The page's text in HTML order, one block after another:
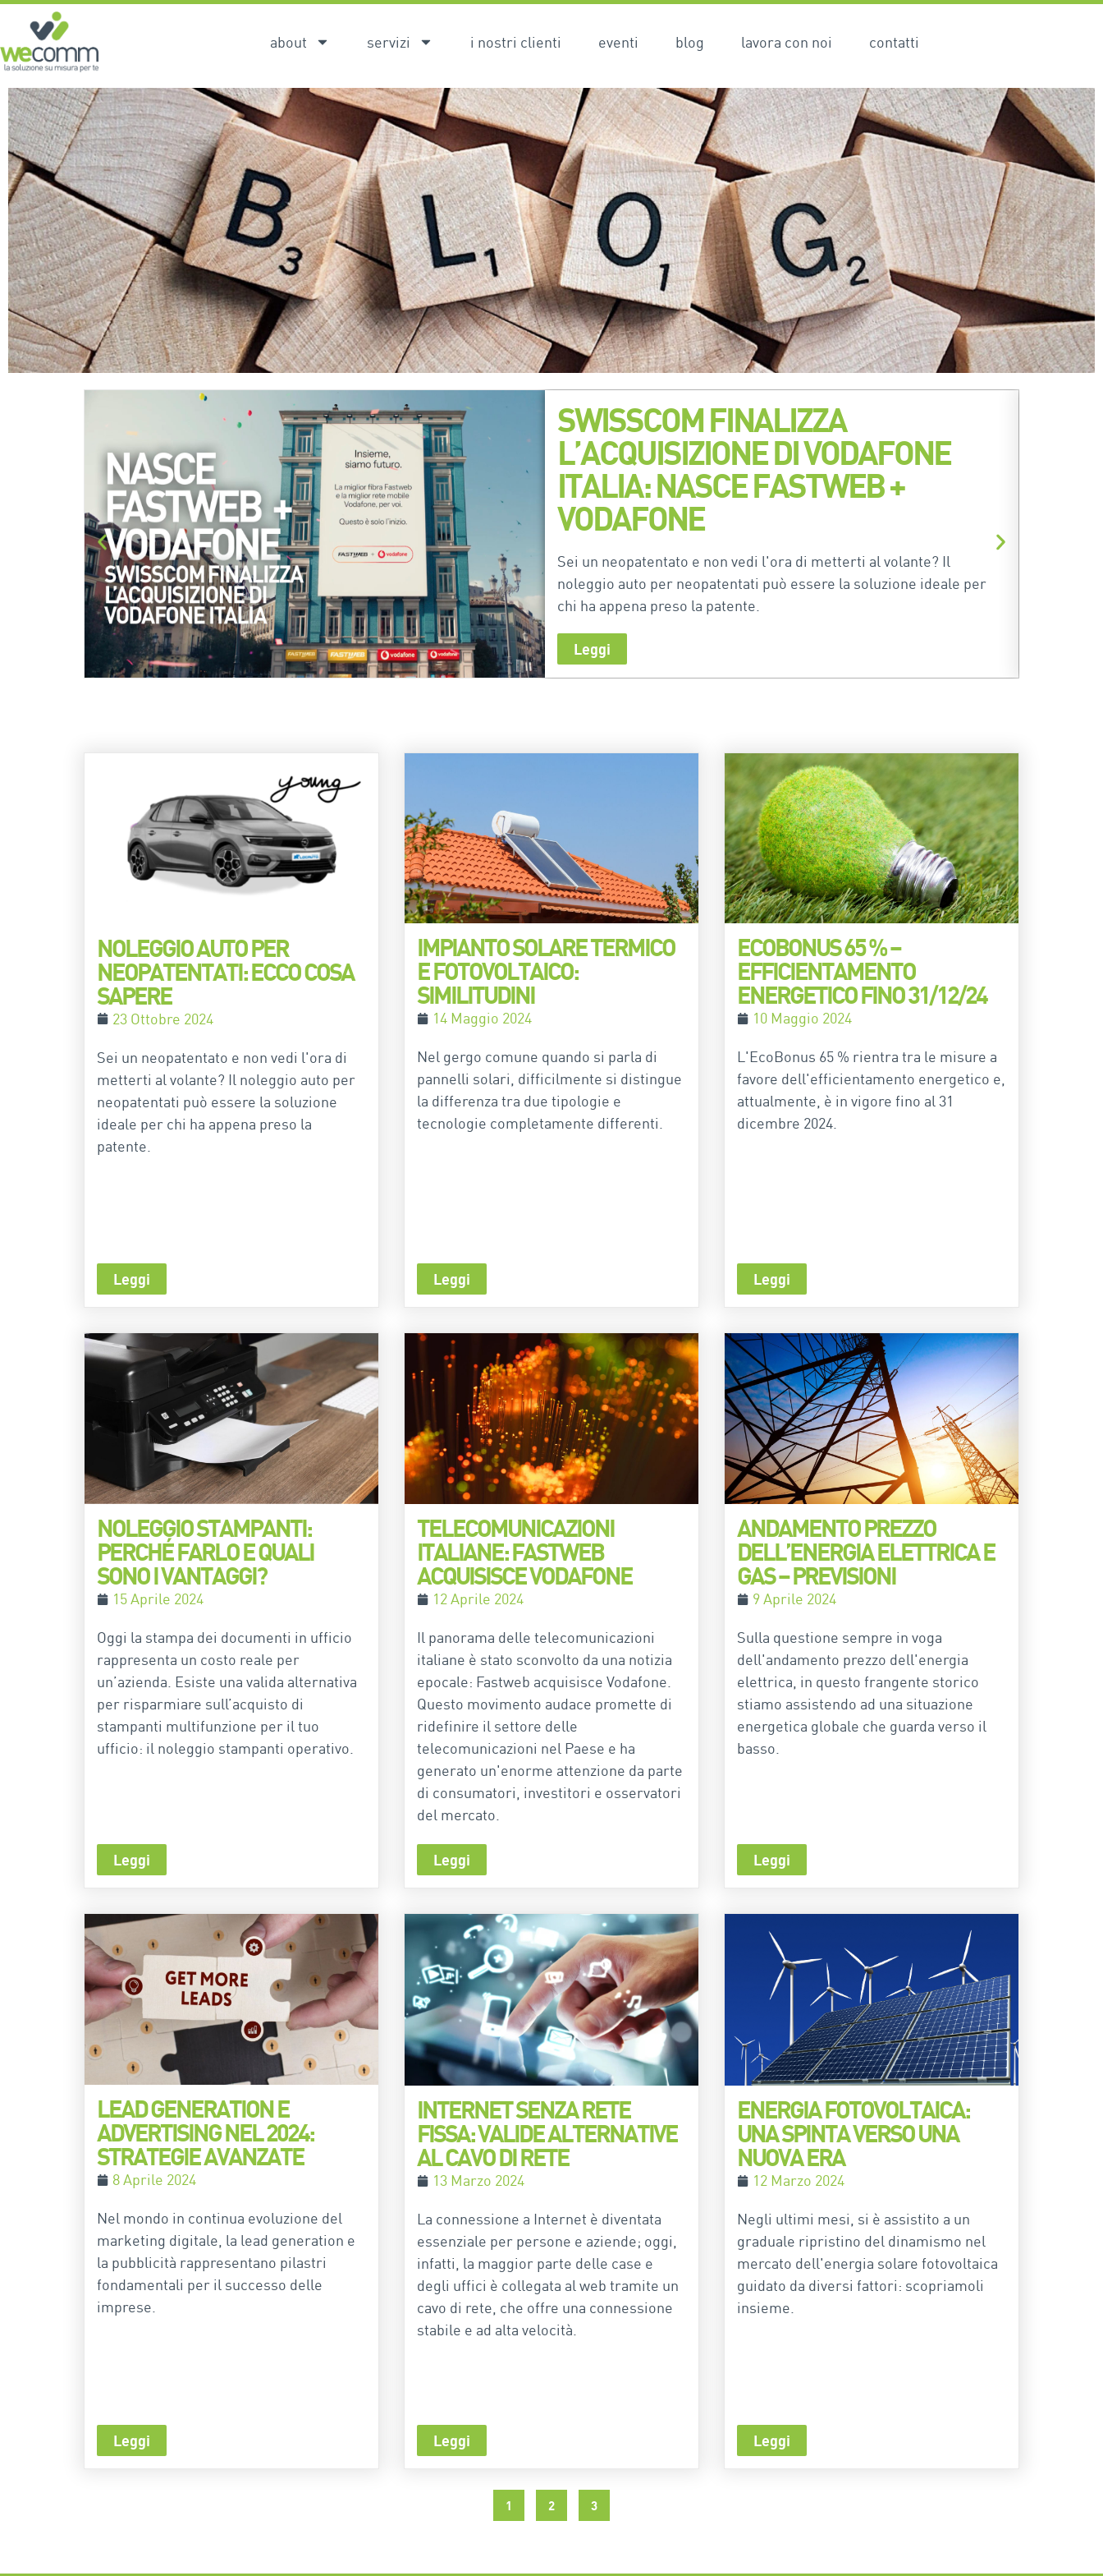
about servizi i nostri clienti eventi blog lavora con noi contatti
SWISSCOM FINALIZZA
L’ACQUISIZIONE DI VODAFONE
ITALIA: NASCE FASTWEB +
VODAFONE
Sei un neopatentato e non vedi l'ora di metterti al volante? Il
noleggio auto per neopatentati può essere la soluzione ideale per
chi ha appena preso la patente.
Leggi
NOLEGGIO AUTO PER
NEOPATENTATI: ECCO COSA
SAPERE
23 Ottobre 2024
Sei un neopatentato e non vedi l'ora di
metterti al volante? Il noleggio auto per
neopatentati può essere la soluzione
ideale per chi ha appena preso la
patente.
Leggi
IMPIANTO SOLARE TERMICO
E FOTOVOLTAICO:
SIMILITUDINI
14 Maggio 2024
Nel gergo comune quando si parla di
pannelli solari, difficilmente si distingue
la differenza tra due tipologie e
tecnologie completamente differenti.
Leggi
ECOBONUS 65 % –
EFFICIENTAMENTO
ENERGETICO FINO 31/12/24
10 Maggio 2024
L'EcoBonus 65 % rientra tra le misure a
favore dell'efficientamento energetico e,
attualmente, è in vigore fino al 31
dicembre 2024.
Leggi
NOLEGGIO STAMPANTI:
PERCHÉ FARLO E QUALI
SONO I VANTAGGI?
15 Aprile 2024
Oggi la stampa dei documenti in ufficio
rappresenta un costo reale per
un’azienda. Esiste una valida alternativa
per risparmiare sull’acquisto di
stampanti multifunzione per il tuo
ufficio: il noleggio stampanti operativo.
Leggi
TELECOMUNICAZIONI
ITALIANE: FASTWEB
ACQUISISCE VODAFONE
12 Aprile 2024
Il panorama delle telecomunicazioni
italiane è stato sconvolto da una notizia
epocale: Fastweb acquisisce Vodafone.
Questo movimento audace promette di
ridefinire il settore delle
telecomunicazioni nel Paese e ha
generato un'enorme attenzione da parte
di consumatori, investitori e osservatori
del mercato.
Leggi
ANDAMENTO PREZZO
DELL’ENERGIA ELETTRICA E
GAS – PREVISIONI
9 Aprile 2024
Sulla questione sempre in voga
dell'andamento prezzo dell'energia
elettrica, in questo frangente storico
stiamo assistendo ad una situazione
energetica globale che guarda verso il
basso.
Leggi
LEAD GENERATION E
ADVERTISING NEL 2024:
STRATEGIE AVANZATE
8 Aprile 2024
Nel mondo in continua evoluzione del
marketing digitale, la lead generation e
la pubblicità rappresentano pilastri
fondamentali per il successo delle
imprese.
Leggi
INTERNET SENZA RETE
FISSA: VALIDE ALTERNATIVE
AL CAVO DI RETE
13 Marzo 2024
La connessione a Internet è diventata
essenziale per persone e aziende; oggi,
infatti, la maggior parte delle case e
degli uffici è collegata al web tramite un
cavo di rete, che offre una connessione
stabile e ad alta velocità.
Leggi
ENERGIA FOTOVOLTAICA:
UNA SPINTA VERSO UNA
NUOVA ERA
12 Marzo 2024
Negli ultimi mesi, si è assistito a un
graduale ripristino del dinamismo nel
mercato dell'energia solare fotovoltaica
guidato da diversi fattori: scopriamoli
insieme.
Leggi
1 2 3